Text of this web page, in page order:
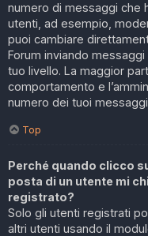
numero di messaggi che
utenti, ad esempio,
puoi cambiare
Forum inviando
tuo livello. La maggior
comportamento e
numero dei tuoi
Top
Perché quando clicco
posta di un utente mi
registrato?
Solo gli utenti registrati
altri utenti usando il